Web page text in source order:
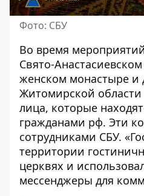
Фото: СБУ
Во время
Свято-
женском монастыре и
Житомирской
лица, которые
гражданами рф. Эти
сотрудниками СБУ.
территории
церквях и
мессенджеры для